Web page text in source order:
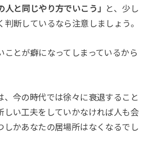
人と同じやり方でいこう」
と、少し
判断しているなら注意しましょう。
ことが癖になってしまっているから
、今の時代では徐々に衰退すること
しい工夫をしていかなければ人も会
しかあなたの居場所はなくなるでし